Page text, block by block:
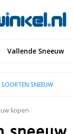
Vallende Sneeuw
SOORTEN SNEEUW
kopen